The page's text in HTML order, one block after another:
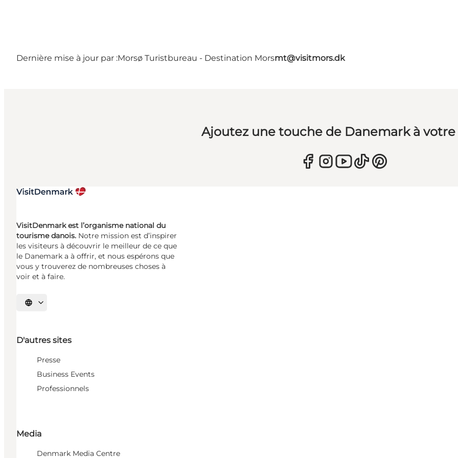
Dernière mise à jour par :Morsø Turistbureau - Destination Morsmt@visitmors.dk
Ajoutez une touche de Danemark à
VisitDenmark est l’organisme national du
tourisme danois. Notre mission est d’inspirer
les visiteurs à découvrir le meilleur de ce que
le Danemark a à offrir, et nous espérons que
vous y trouverez de nombreuses choses à
voir et à faire.
Choisissez la langue
D'autres sites
Presse
Business Events
Professionnels
Media
Denmark Media Centre